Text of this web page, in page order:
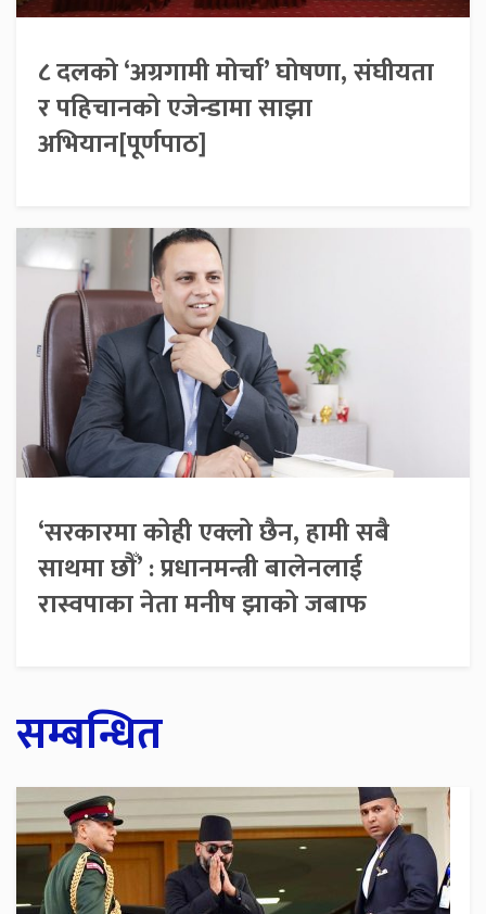
८ दलको ‘अग्रगामी मोर्चा’ घोषणा, संघीयता
र पहिचानको एजेन्डामा साझा
अभियान[पूर्णपाठ]
‘सरकारमा कोही एक्लो छैन, हामी सबै
साथमा छौँ’ : प्रधानमन्त्री बालेनलाई
रास्वपाका नेता मनीष झाको जबाफ
सम्बन्धित